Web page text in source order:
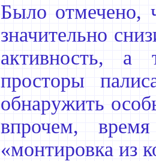
Было отмечено,
значительно
активность, а
просторы
обнаружить
впрочем,
«монтировка из